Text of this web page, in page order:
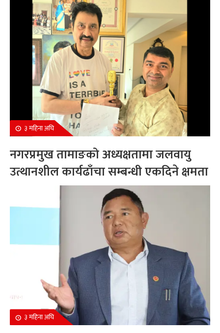
३ महिना अघि
नगरप्रमुख तामाङको अध्यक्षतामा जलवायु
उत्थानशील कार्यढाँचा सम्बन्धी एकदिने क्षमता
अभिवृद्धि कार्यक्रम सम्पन्न
३ महिना अघि